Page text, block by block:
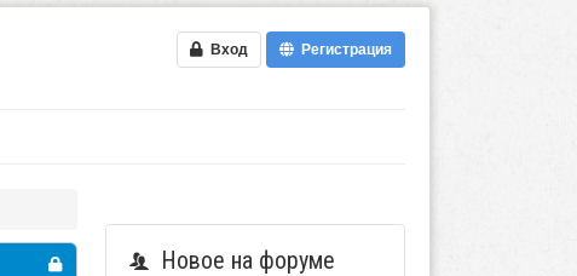
Вход Регистрация
Новое на форуме